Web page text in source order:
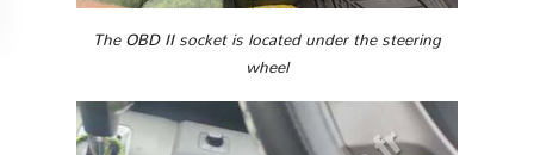
The OBD II socket is located under the steering
wheel